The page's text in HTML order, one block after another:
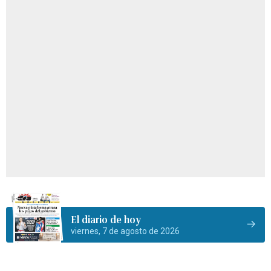
El diario de hoy
viernes, 7 de agosto de 2026